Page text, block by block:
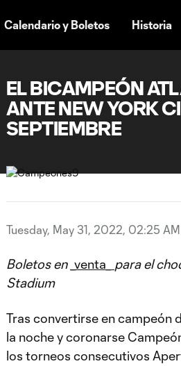
Calendario y Boletos Historia
EL BICAMPEÓN
ANTE NEW YORK
SEPTIEMBRE
Tuesday, May 31, 2022, 02:25 AM
Boletos en _venta_ para el
Stadium
Tras convertirse en campeón
la noche y coronarse
los torneos consecutivos